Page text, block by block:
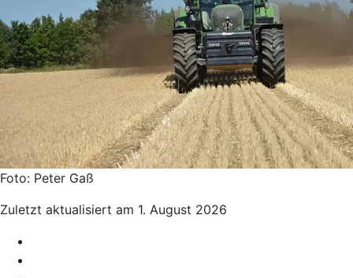
Foto: Peter Gaß
Zuletzt aktualisiert am 1. August 2026